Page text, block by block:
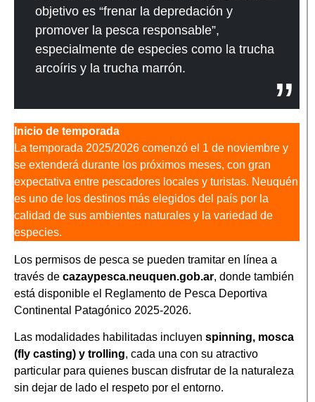
objetivo es “frenar la depredación y
promover la pesca responsable”,
especialmente de especies como la trucha
arcoíris y la trucha marrón.
Inicio de temporada
La temporada 2025/2026 comenzó el 1 de noviembre y
se extenderá durante los próximos meses, con gran
expectativa entre pescadores locales y turistas. Neuquén
es uno de los destinos más elegidos del país por la
calidad de sus ambientes naturales y la variedad de
especies.
Los permisos de pesca se pueden tramitar en línea a
través de cazaypesca.neuquen.gob.ar, donde también
está disponible el Reglamento de Pesca Deportiva
Continental Patagónico 2025-2026.
Las modalidades habilitadas incluyen spinning, mosca
(fly casting) y trolling, cada una con su atractivo
particular para quienes buscan disfrutar de la naturaleza
sin dejar de lado el respeto por el entorno.